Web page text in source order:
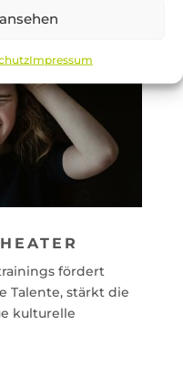
Impressum
fördert
Talente, stärkt die
kulturelle